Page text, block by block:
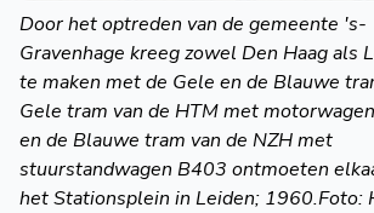
Door het optreden van de gemeente ′s-
Gravenhage kreeg zowel Den Haag als
te maken met de Gele en de Blauwe
Gele tram van de HTM met
en de Blauwe tram van de NZH met
stuurstandwagen B403 ontmoeten
het Stationsplein in Leiden; 1960.Foto: